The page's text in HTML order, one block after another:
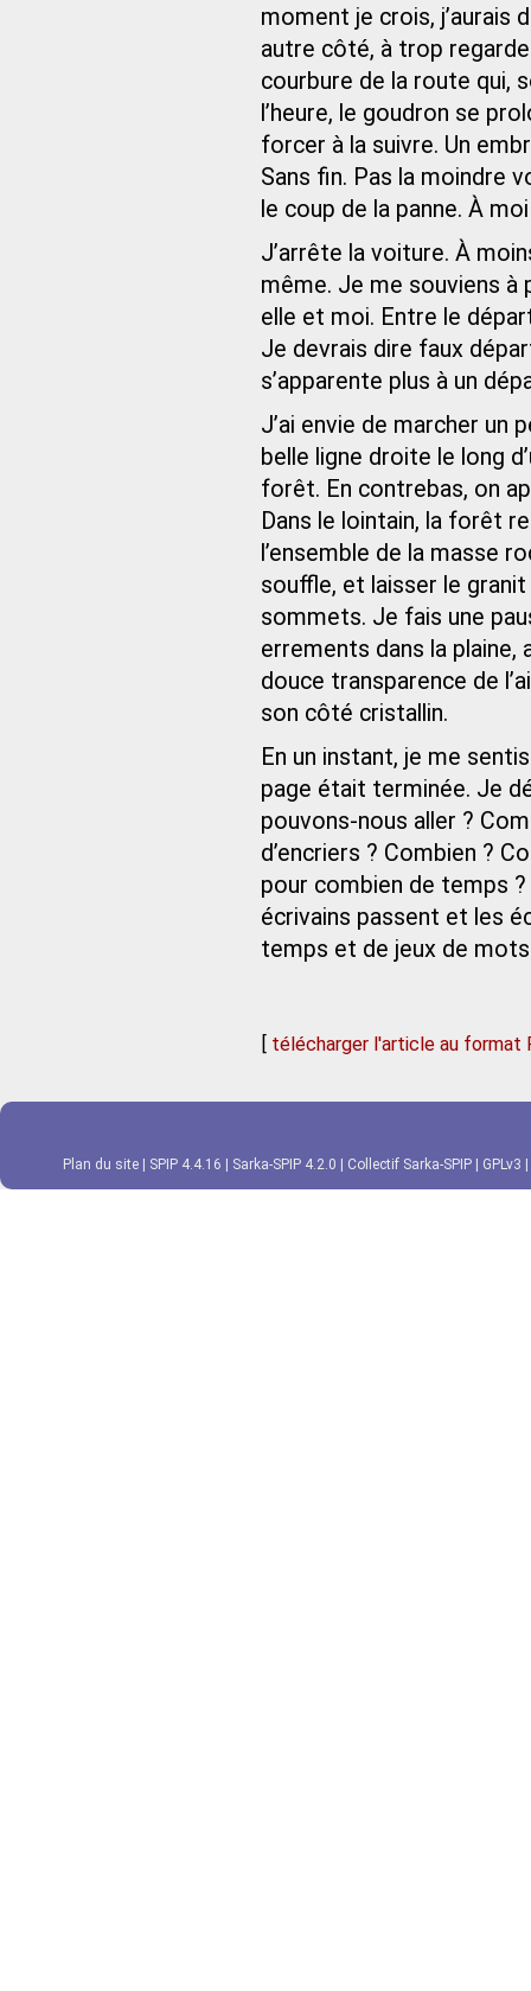
moment je crois, j’aurais
autre côté, à trop
courbure de la route qui,
l’heure, le goudron se
forcer à la suivre. Un
Sans fin. Pas la moindre
le coup de la panne. À
J’arrête la voiture. À
même. Je me souviens à
elle et moi. Entre le
Je devrais dire faux
s’apparente plus à un
J’ai envie de marcher un
belle ligne droite le long
forêt. En contrebas, on
Dans le lointain, la forêt
l’ensemble de la masse
souffle, et laisser le
sommets. Je fais une
errements dans la plaine,
douce transparence de
son côté cristallin.
En un instant, je me
page était terminée. Je
pouvons-nous aller ?
d’encriers ? Combien ?
pour combien de temps
écrivains passent et les
temps et de jeux de
[ télécharger l'article au format
Plan du site SPIP 4.4.16 Sarka-SPIP 4.2.0 Collectif Sarka-SPIP GPLv3